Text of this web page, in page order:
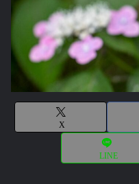
X
LINE